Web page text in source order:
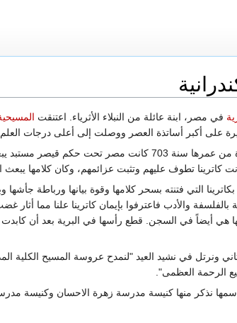
في مصر، ابنة عائلة من النبلاء الأثرياء. اعتنقت
على أكبر أساتذة العصر ووصلت إلى أعلى درجات
عندما بلغت الثامنة عشرة من عمرها سنة 703
كاترينا تطوف عليهم وتثبت عزائمهم، وكان كلامها
التي فتنته بسحر كلامها وقوة بيانها ورباطة جأشها
بالفلسفة والأدب فاعترفوا بإيمان كاترينا علنا مما
هي أيضاً في السجن. قطع رأسها في البرية بعد أن
25 تشرين الثاني ونرتل في نشيد العيد "لنمدح عروسة المسيح
الرحمة العظمى".
نذكر منها كنيسة مدرسة زهرة الاحسان وكنيسة